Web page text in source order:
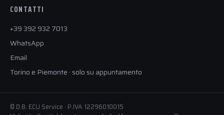
CONTATTI
+39 392 932 7013
WhatsApp
Email
Torino e Piemonte · solo su appuntamento
© D.B. ECU Service · P.IVA 12296010015